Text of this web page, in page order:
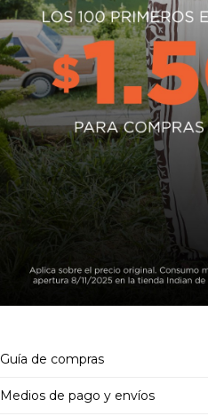
Guía de compras
Medios de pago y envíos